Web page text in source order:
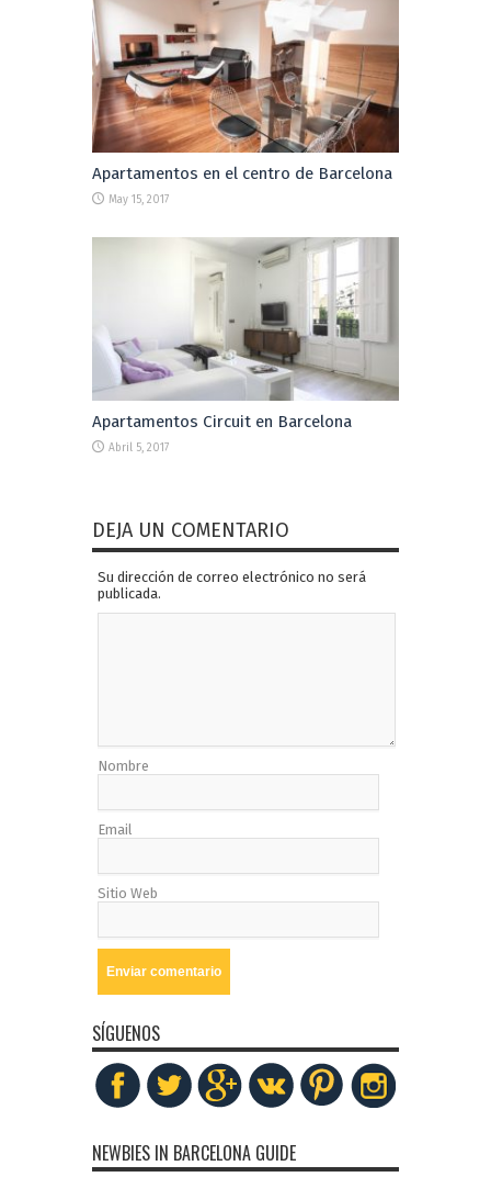
Apartamentos en el centro de Barcelona
May 15, 2017
Apartamentos Circuit en Barcelona
Abril 5, 2017
DEJA UN COMENTARIO
Su dirección de correo electrónico no será
publicada.
Nombre
Email
Sitio Web
SÍGUENOS
NEWBIES IN BARCELONA GUIDE